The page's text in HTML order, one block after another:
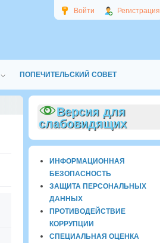
Войти Регистрация
ПОПЕЧИТЕЛЬСКИЙ СОВЕТ
Версия для
слабовидящих
ИНФОРМАЦИОННАЯ
БЕЗОПАСНОСТЬ
ЗАЩИТА ПЕРСОНАЛЬНЫХ
ДАННЫХ
ПРОТИВОДЕЙСТВИЕ
КОРРУПЦИИ
СПЕЦИАЛЬНАЯ ОЦЕНКА